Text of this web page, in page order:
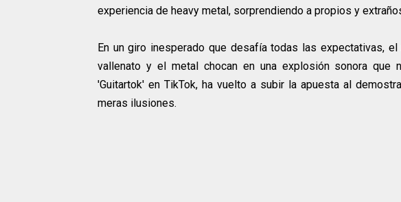
experiencia de heavy metal, sorprendiendo a propios y
En un giro inesperado que desafía todas las expectativas,
vallenato y el metal chocan en una explosión sonora que
'Guitartok' en TikTok, ha vuelto a subir la apuesta al
meras ilusiones.